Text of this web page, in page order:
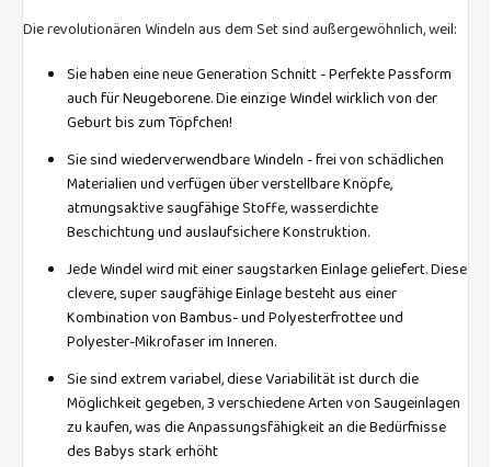
Die revolutionären Windeln aus dem Set sind außergewöhnlich, weil:
Sie haben eine neue Generation Schnitt - Perfekte Passform
auch für Neugeborene. Die einzige Windel wirklich von der
Geburt bis zum Töpfchen!
Sie sind wiederverwendbare Windeln - frei von schädlichen
Materialien und verfügen über verstellbare Knöpfe,
atmungsaktive saugfähige Stoffe, wasserdichte
Beschichtung und auslaufsichere Konstruktion.
Jede Windel wird mit einer saugstarken Einlage geliefert. Diese
clevere, super saugfähige Einlage besteht aus einer
Kombination von Bambus- und Polyesterfrottee und
Polyester-Mikrofaser im Inneren.
Sie sind extrem variabel, diese Variabilität ist durch die
Möglichkeit gegeben, 3 verschiedene Arten von Saugeinlagen
zu kaufen, was die Anpassungsfähigkeit an die Bedürfnisse
des Babys stark erhöht